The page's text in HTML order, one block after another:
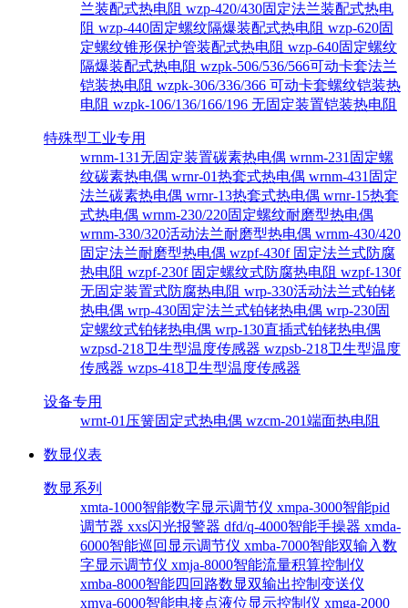
兰装配式热电阻 wzp-420/430固定法兰装配式热电
阻 wzp-440固定螺纹隔爆装配式热电阻 wzp-620固
定螺纹锥形保护管装配式热电阻 wzp-640固定螺纹
隔爆装配式热电阻 wzpk-506/536/566可动卡套法兰
铠装热电阻 wzpk-306/336/366 可动卡套螺纹铠装热
电阻 wzpk-106/136/166/196 无固定装置铠装热电阻
特殊型工业专用
wrnm-131无固定装置碳素热电偶 wrnm-231固定螺
纹碳素热电偶 wrnr-01热套式热电偶 wrnm-431固定
法兰碳素热电偶 wrnr-13热套式热电偶 wrnr-15热套
式热电偶 wrnm-230/220固定螺纹耐磨型热电偶
wrnm-330/320活动法兰耐磨型热电偶 wrnm-430/420
固定法兰耐磨型热电偶 wzpf-430f 固定法兰式防腐
热电阻 wzpf-230f 固定螺纹式防腐热电阻 wzpf-130f
无固定装置式防腐热电阻 wrp-330活动法兰式铂铑
热电偶 wrp-430固定法兰式铂铑热电偶 wrp-230固
定螺纹式铂铑热电偶 wrp-130直插式铂铑热电偶
wzpsd-218卫生型温度传感器 wzpsb-218卫生型温度
传感器 wzps-418卫生型温度传感器
设备专用
wrnt-01压簧固定式热电偶 wzcm-201端面热电阻
数显仪表
数显系列
xmta-1000智能数字显示调节仪 xmpa-3000智能pid
调节器 xxs闪光报警器 dfd/q-4000智能手操器 xmda-
6000智能巡回显示调节仪 xmba-7000智能双输入数
字显示调节仪 xmja-8000智能流量积算控制仪
xmba-8000智能四回路数显双输出控制变送仪
xmya-6000智能电接点液位显示控制仪 xmga-2000